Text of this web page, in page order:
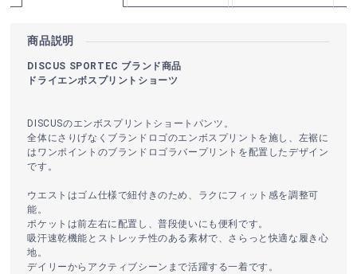
商品説明
DISCUS SPORTEC ブランド商品
ドライエンボスプリントショーツ
DISCUSのエンボスプリントショートパンツ。
全体にさりげなくブランドロゴのエンボスプリントを施し、左裾に
はワンポイントのブランドロゴラバープリントを配置したデザイン
です。
ウエストはゴム仕様で紐付きのため、ラクにフィット感を調整可
能。
ポケットは前左右に配置し、普段使いにも便利です。
吸汗速乾機能とストレッチ性のある素材で、さらっと快適な履き心
地。
デイリーからアクティブシーンまで活躍する一着です。